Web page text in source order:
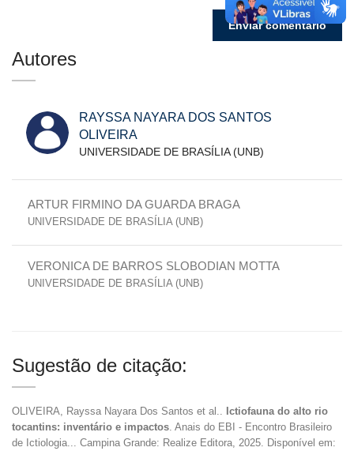
Autores
RAYSSA NAYARA DOS SANTOS
OLIVEIRA
UNIVERSIDADE DE BRASÍLIA (UNB)
ARTUR FIRMINO DA GUARDA BRAGA
UNIVERSIDADE DE BRASÍLIA (UNB)
VERONICA DE BARROS SLOBODIAN MOTTA
UNIVERSIDADE DE BRASÍLIA (UNB)
Sugestão de citação:
OLIVEIRA, Rayssa Nayara Dos Santos et al.. Ictiofauna do alto rio
tocantins: inventário e impactos . Anais do EBI - Encontro Brasileiro
de Ictiologia... Campina Grande: Realize Editora, 2025. Disponível em: